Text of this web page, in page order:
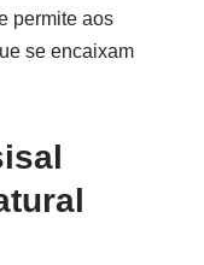
permite aos
se encaixam